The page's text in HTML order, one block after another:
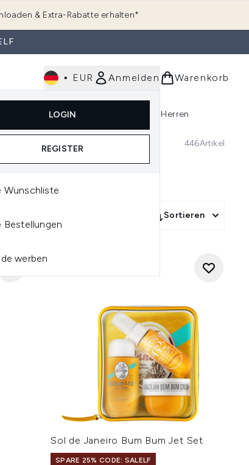
& Extra-Rabatte erhalten*
• EUR Anmelden
LOGIN
REGISTER
Wunschliste
Bestellungen
werben
Warenkorb
Untermenü Anmelden (Kosmetik) Untermenü Anmelden (Haarpflege)
Parfum
Untermenü Anmelden (Parfum)
Herren
446Artikel
Sortieren
Sol de Janeiro Bum Bum Jet Set
SPARE 25% CODE: SALELF